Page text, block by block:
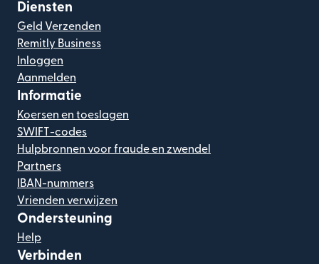
Diensten
Geld Verzenden
Remitly Business
Inloggen
Aanmelden
Informatie
Koersen en toeslagen
SWIFT-codes
Hulpbronnen voor fraude en zwendel
Partners
IBAN-nummers
Vrienden verwijzen
Ondersteuning
Help
Verbinden